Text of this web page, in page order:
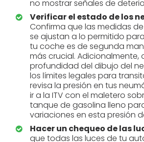
no mostrar señales de
Verificar el estado de los
Confirma que las medidas
se ajustan a lo permitido
tu coche es de segunda
más crucial. Adicionalmente,
profundidad del dibujo del
los límites legales para
revisa la presión en tus
ir a la ITV con el maletero
tanque de gasolina lleno
variaciones en esta presión
Hacer un chequeo de las
que todas las luces de tu